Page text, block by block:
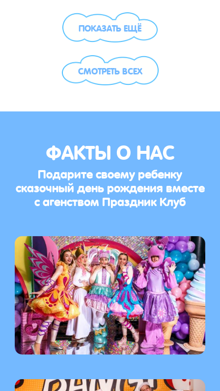
ПОКАЗАТЬ ЕЩЁ
СМОТРЕТЬ ВСЕХ
ФАКТЫ О НАС
Подарите своему ребенку
сказочный день рождения вместе
с агенством Праздник Клуб